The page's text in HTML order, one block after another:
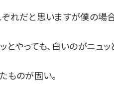
れだと思いますが僕の場合
とやっても、白いのがニュッ
ものが固い。